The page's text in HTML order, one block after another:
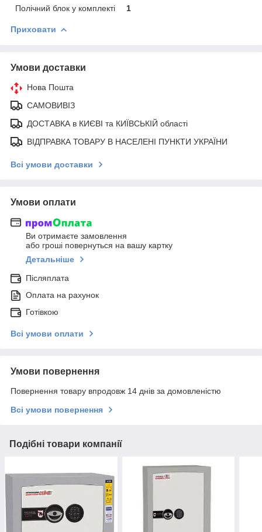
Полічний блок у комплекті
1
Приховати
Умови доставки
Нова Пошта
САМОВИВІЗ
ДОСТАВКА в КИЄВІ та КИЇВСЬКІЙ області
ВІДПРАВКА ТОВАРУ В НАСЕЛЕНІ ПУНКТИ УКРАЇНИ
Всі умови доставки
Умови оплати
Ви отримаєте замовлення
або гроші повернуться на вашу картку
Детальніше
Післяплата
Оплата на рахунок
Готівкою
Всі умови оплати
Умови повернення
Повернення товару впродовж 14 днів за домовленістю
Всі умови повернення
Подібні товари компанії